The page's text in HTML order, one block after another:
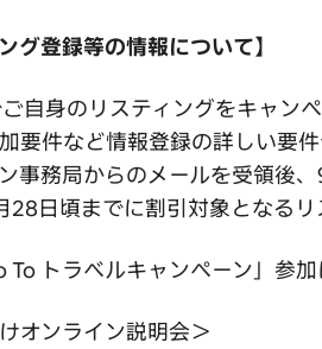
グ登録等の情報について】
自身のリスティングをキャン
要件など情報登録の詳しい要
事務局からのメールを受領後
28日頃までに割引対象となるリ
To トラベルキャンペーン」参
オンライン説明会＞